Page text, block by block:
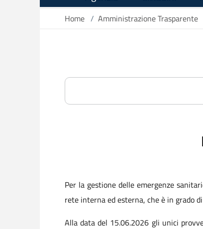
Home / Amministrazione Trasparente
Per la gestione delle emergenze
rete interna ed esterna, che è in grado
Alla data del 15.06.2026 gli unici